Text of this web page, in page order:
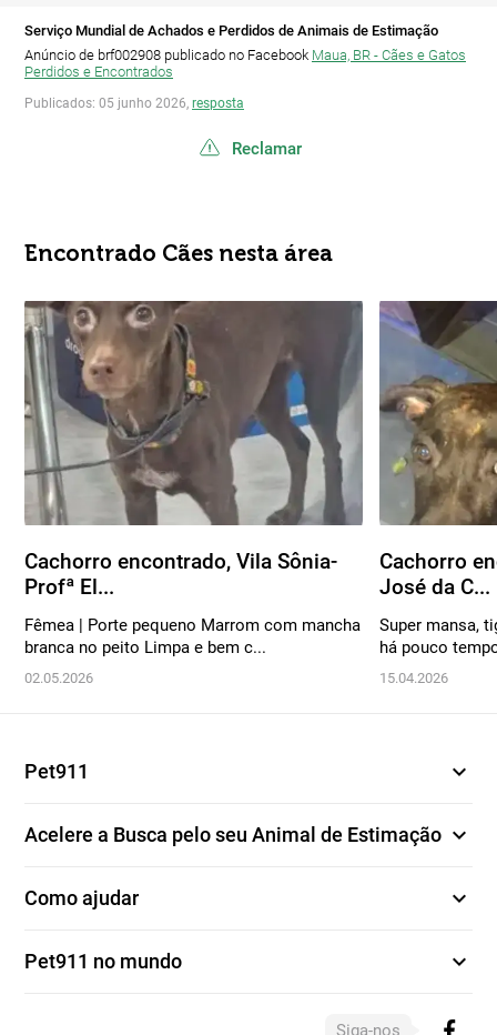
Serviço Mundial de Achados e Perdidos de Animais de Estimação
Anúncio de brf002908 publicado no Facebook Maua, BR - Cães e Gatos
Perdidos e Encontrados
Publicados: 05 junho 2026, resposta
Reclamar
Encontrado Cães nesta área
Cachorro encontrado, Vila Sônia-
Profª El...
Fêmea | Porte pequeno Marrom com mancha
branca no peito Limpa e bem c...
02.05.2026
Cachorro
José da C...
Super mansa,
há pouco
15.04.2026
Pet911 expand_more
Acelere a Busca pelo seu Animal de Estimação expand_more
Como ajudar expand_more
Pet911 no mundo expand_more
Siga-nos